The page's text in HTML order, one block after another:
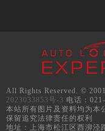
All Rights Reserved. ©
2023033853号-3 电话：
本站所有图片及资料均为本
保留追究法律责任的权利
地址：上海市松江区西泖泾